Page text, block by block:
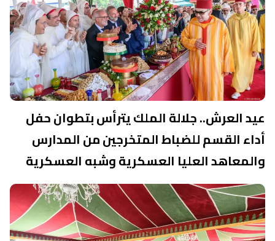
عيد العرش.. جلالة الملك يترأس بتطوان حفل
أداء القسم للضباط المتخرجين من المدارس
والمعاهد العليا العسكرية وشبه العسكرية